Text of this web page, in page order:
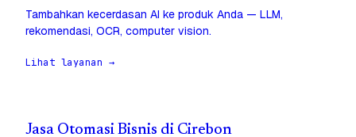
Tambahkan kecerdasan AI ke produk Anda — LLM,
rekomendasi, OCR, computer vision.
Lihat layanan →
Jasa Otomasi Bisnis di Cirebon